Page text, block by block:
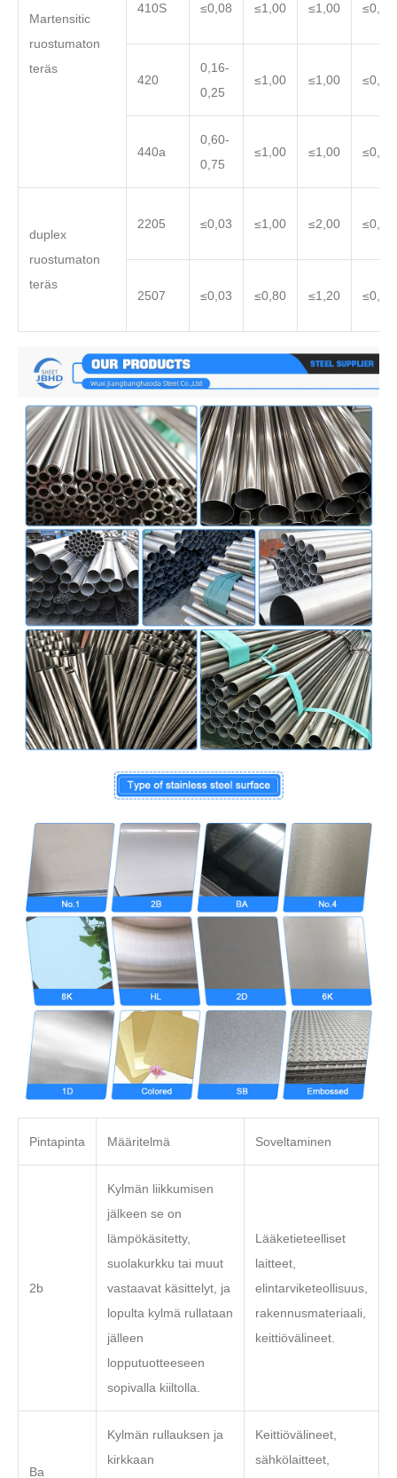
Martensitic
ruostumaton
teräs
410S ≤0,08 ≤1,00 ≤1,00
420
0,16-
0,25
≤1,00 ≤1,00
440a
0,60-
0,75
≤1,00 ≤1,00
duplex
ruostumaton
teräs
2205 ≤0,03 ≤1,00 ≤2,00
2507 ≤0,03 ≤0,80 ≤1,20
Pintapinta Määritelmä Soveltaminen
2b
Kylmän liikkumisen
jälkeen se on
lämpökäsitetty,
suolakurkku tai muut
vastaavat käsittelyt, ja
lopulta kylmä rullataan
jälleen
lopputuotteeseen
sopivalla kiiltolla.
Lääketieteelliset
laitteet,
elintarviketeollisuus,
rakennusmateriaali,
keittiövälineet.
Ba
Kylmän rullauksen ja
kirkkaan
Keittiövälineet,
sähkölaitteet,